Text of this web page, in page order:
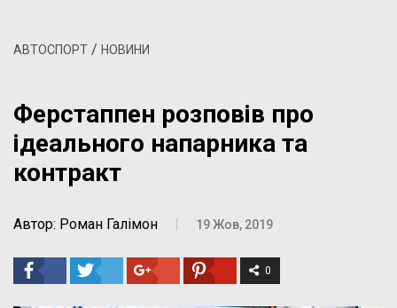
АВТОСПОРТ / НОВИНИ
Ферстаппен розповів про
ідеального напарника та
контракт
Автор: Роман Галімон | 19 Жов, 2019
0